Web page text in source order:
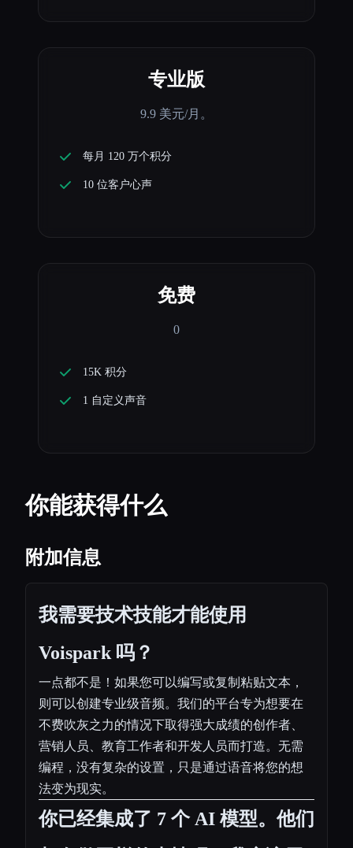
专业版
9.9 美元/月。
每月 120 万个积分
10 位客户心声
免费
0
15K 积分
1 自定义声音
你能获得什么
附加信息
我需要技术技能才能使用
Voispark 吗？
一点都不是！如果您可以编写或复制粘贴文本，
则可以创建专业级音频。我们的平台专为想要在
不费吹灰之力的情况下取得强大成绩的创作者、
营销人员、教育工作者和开发人员而打造。无需
编程，没有复杂的设置，只是通过语音将您的想
法变为现实。
你已经集成了 7 个 AI 模型。他们